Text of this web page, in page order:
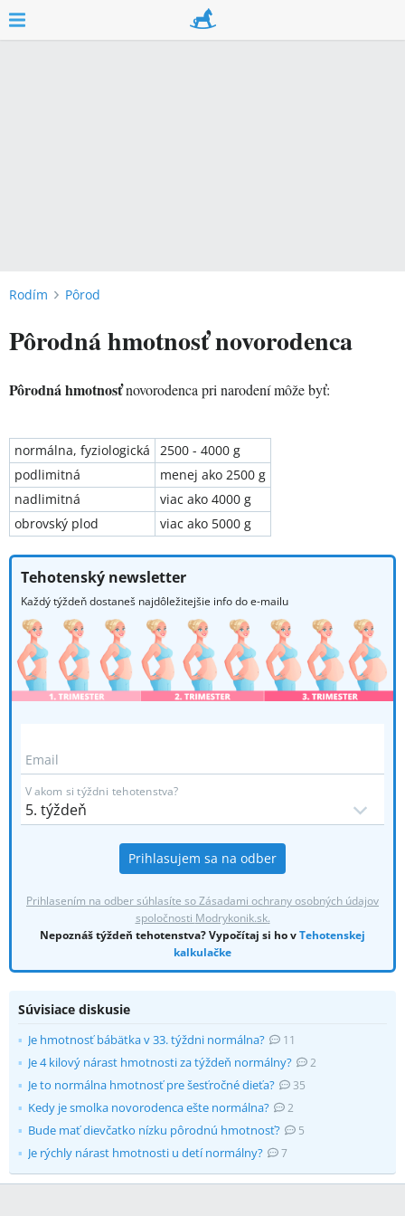
Rodím Pôrod
Pôrodná hmotnosť novorodenca
Pôrodná hmotnosťnovorodenca pri narodení môže byť:
normálna, fyziologická
2500 - 4000 g
podlimitná
menej ako 2500 g
nadlimitná
viac ako 4000 g
obrovský plod
viac ako 5000 g
Tehotenský newsletter
Každý týždeň dostaneš najdôležitejšie info do e-mailu
Email
V akom si týždni tehotenstva?
Prihlasujem sa na odber
Prihlasením na odber súhlasíte so Zásadami ochrany osobných údajov
spoločnosti Modrykonik.sk.
Nepoznáš týždeň tehotenstva? Vypočítaj si ho vTehotenskej
kalkulačke
Súvisiace diskusie
Je hmotnosť bábätka v 33. týždni normálna? 11
Je 4 kilový nárast hmotnosti za týždeň normálny? 2
Je to normálna hmotnosť pre šesťročné dieťa? 35
Kedy je smolka novorodenca ešte normálna? 2
Bude mať dievčatko nízku pôrodnú hmotnosť? 5
Je rýchly nárast hmotnosti u detí normálny? 7